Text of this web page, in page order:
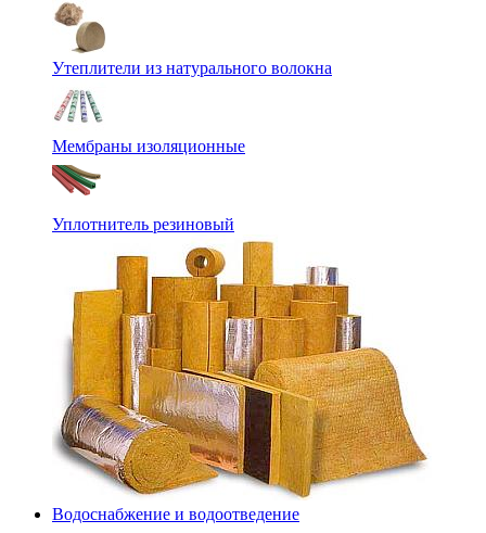
Утеплители из натурального волокна
Мембраны изоляционные
Уплотнитель резиновый
Водоснабжение и водоотведение